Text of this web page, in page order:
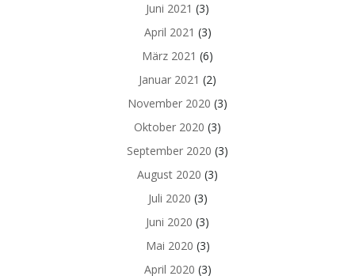
Juni 2021 (3)
April 2021 (3)
März 2021 (6)
Januar 2021 (2)
November 2020 (3)
Oktober 2020 (3)
September 2020 (3)
August 2020 (3)
Juli 2020 (3)
Juni 2020 (3)
Mai 2020 (3)
April 2020 (3)